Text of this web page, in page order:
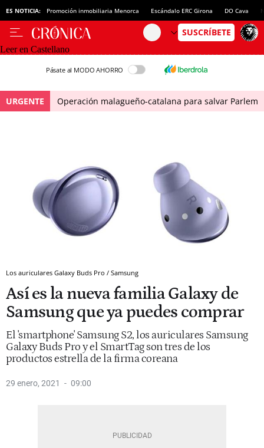
ES NOTICIA: Promoción inmobiliaria Menorca Escándalo ERC Girona DO Cava
Leer en Castellano
Pásate al MODO AHORRO
URGENTE Operación malagueño-catalana para salvar Parlem
Los auriculares Galaxy Buds Pro / Samsung
Así es la nueva familia Galaxy de
Samsung que ya puedes comprar
El 'smartphone' Samsung S2, los auriculares Samsung
Galaxy Buds Pro y el SmartTag son tres de los
productos estrella de la firma coreana
29 enero, 2021 09:00